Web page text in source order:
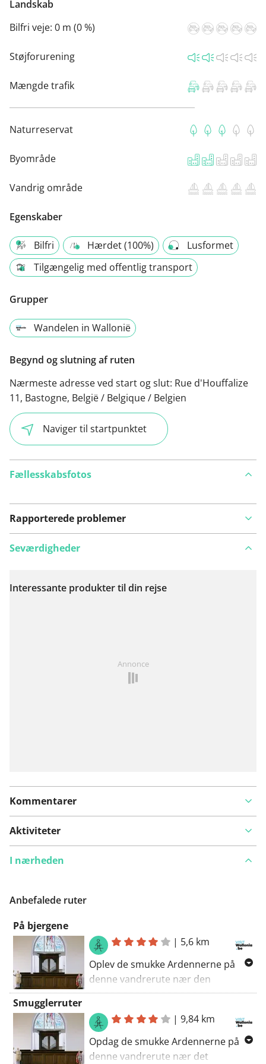
Landskab
Bilfri veje: 0 m (0 %)
Støjforurening
Mængde trafik
Naturreservat
Byområde
Vandrig område
Egenskaber
Bilfri Hærdet (100%)
Lusformet
Tilgængelig med offentlig transport
Grupper
Wandelen in Wallonië
Begynd og slutning af ruten
Nærmeste adresse ved start og slut: Rue d'Houffalize
11, Bastogne, België / Belgique / Belgien
Naviger til startpunktet
Fællesskabsfotos
Rapporterede problemer
Se på kort
Seværdigheder
Interessante produkter til din rejse
Annonce
Kommentarer
Aktiviteter
I nærheden
Anbefalede ruter
På bjergene
| 5,6 km
Oplev de smukke Ardennerne på
denne vandrerute nær den
imponerende orgel i Saint-
seværdighederne Station Gouvy og
Gouvy. Nyd naturen og de kulturelle
højdepunkter under denne unikke
Smugglerruter
|9,84 km
Opdag de smukke Ardennerne på
denne vandrerute nær det